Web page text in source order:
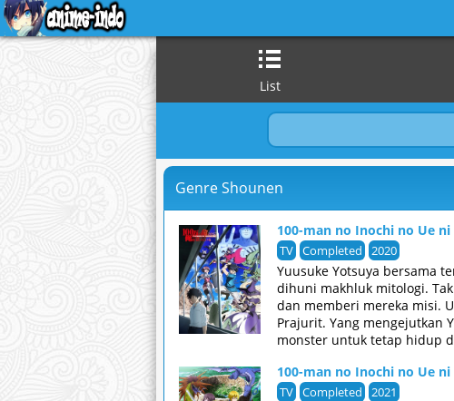
List
Genre Shounen
100-man no Inochi no Ue
TV Completed 2020
Yuusuke Yotsuya bersama
dihuni makhluk mitologi.
dan memberi mereka misi.
Prajurit. Yang mengejutkan
monster untuk tetap hidup
100-man no Inochi no Ue
TV Completed 2021